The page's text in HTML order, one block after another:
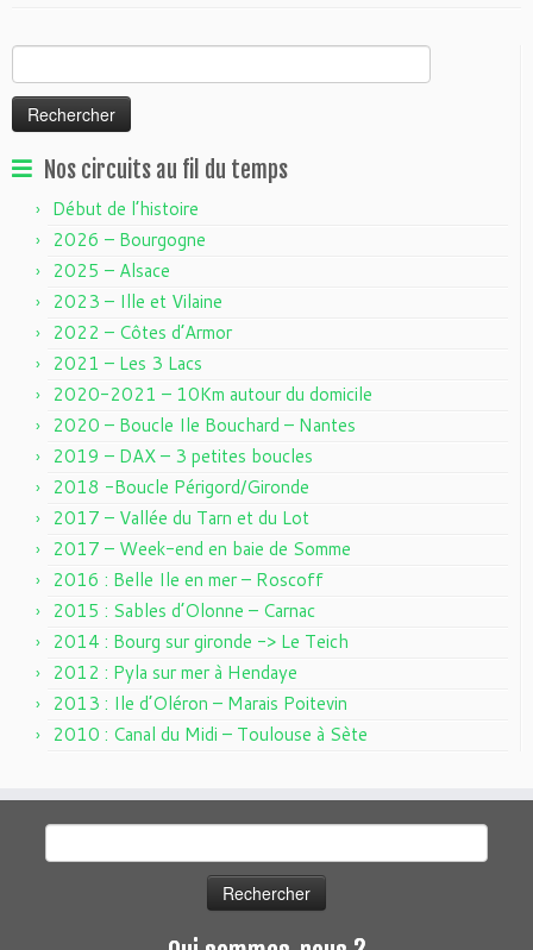
Nos circuits au fil du temps
Début de l’histoire
2026 – Bourgogne
2025 – Alsace
2023 – Ille et Vilaine
2022 – Côtes d’Armor
2021 – Les 3 Lacs
2020-2021 – 10Km autour du domicile
2020 – Boucle Ile Bouchard – Nantes
2019 – DAX – 3 petites boucles
2018 -Boucle Périgord/Gironde
2017 – Vallée du Tarn et du Lot
2017 – Week-end en baie de Somme
2016 : Belle Ile en mer – Roscoff
2015 : Sables d’Olonne – Carnac
2014 : Bourg sur gironde -> Le Teich
2012 : Pyla sur mer à Hendaye
2013 : Ile d’Oléron – Marais Poitevin
2010 : Canal du Midi – Toulouse à Sète